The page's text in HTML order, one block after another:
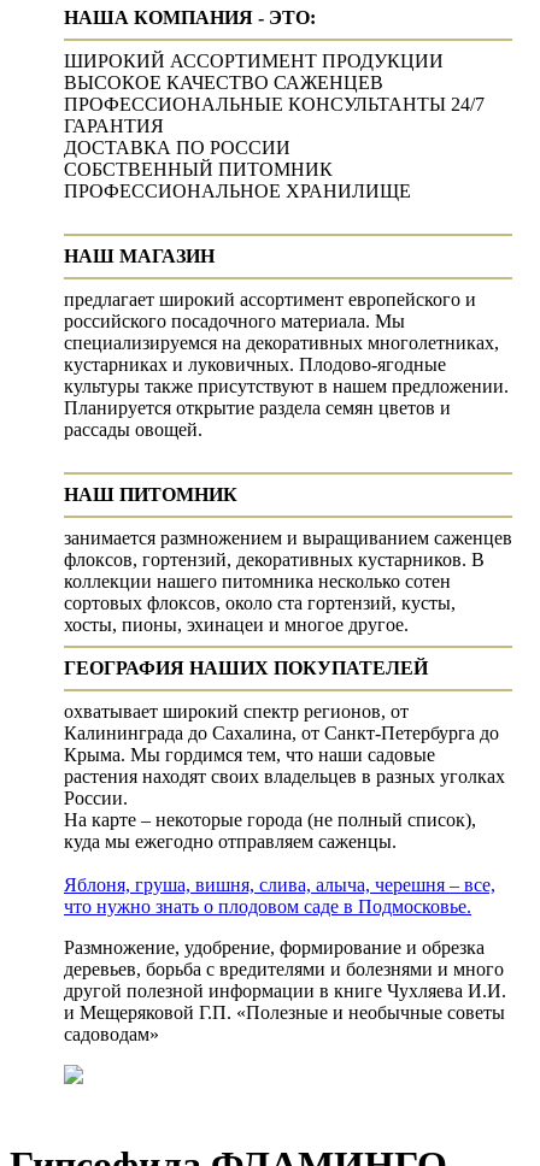
НАША КОМПАНИЯ - ЭТО:
ШИРОКИЙ АССОРТИМЕНТ ПРОДУКЦИИ
ВЫСОКОЕ КАЧЕСТВО САЖЕНЦЕВ
ПРОФЕССИОНАЛЬНЫЕ КОНСУЛЬТАНТЫ 24/7
ГАРАНТИЯ
ДОСТАВКА ПО РОССИИ
СОБСТВЕННЫЙ ПИТОМНИК
ПРОФЕССИОНАЛЬНОЕ ХРАНИЛИЩЕ
НАШ МАГАЗИН
предлагает широкий ассортимент европейского и
российского посадочного материала. Мы
специализируемся на декоративных многолетниках,
кустарниках и луковичных. Плодово-ягодные
культуры также присутствуют в нашем предложении.
Планируется открытие раздела семян цветов и
рассады овощей.
НАШ ПИТОМНИК
занимается размножением и выращиванием саженцев
флоксов, гортензий, декоративных кустарников. В
коллекции нашего питомника несколько сотен
сортовых флоксов, около ста гортензий, кусты,
хосты, пионы, эхинацеи и многое другое.
ГЕОГРАФИЯ НАШИХ ПОКУПАТЕЛЕЙ
охватывает широкий спектр регионов, от
Калининграда до Сахалина, от Санкт-Петербурга до
Крыма. Мы гордимся тем, что наши садовые
растения находят своих владельцев в разных уголках
России.
На карте – некоторые города (не полный список),
куда мы ежегодно отправляем саженцы.
Яблоня, груша, вишня, слива, алыча, черешня – все,
что нужно знать о плодовом саде в Подмосковье.
Размножение, удобрение, формирование и обрезка
деревьев, борьба с вредителями и болезнями и много
другой полезной информации в книге Чухляева И.И.
и Мещеряковой Г.П. «Полезные и необычные советы
садоводам»